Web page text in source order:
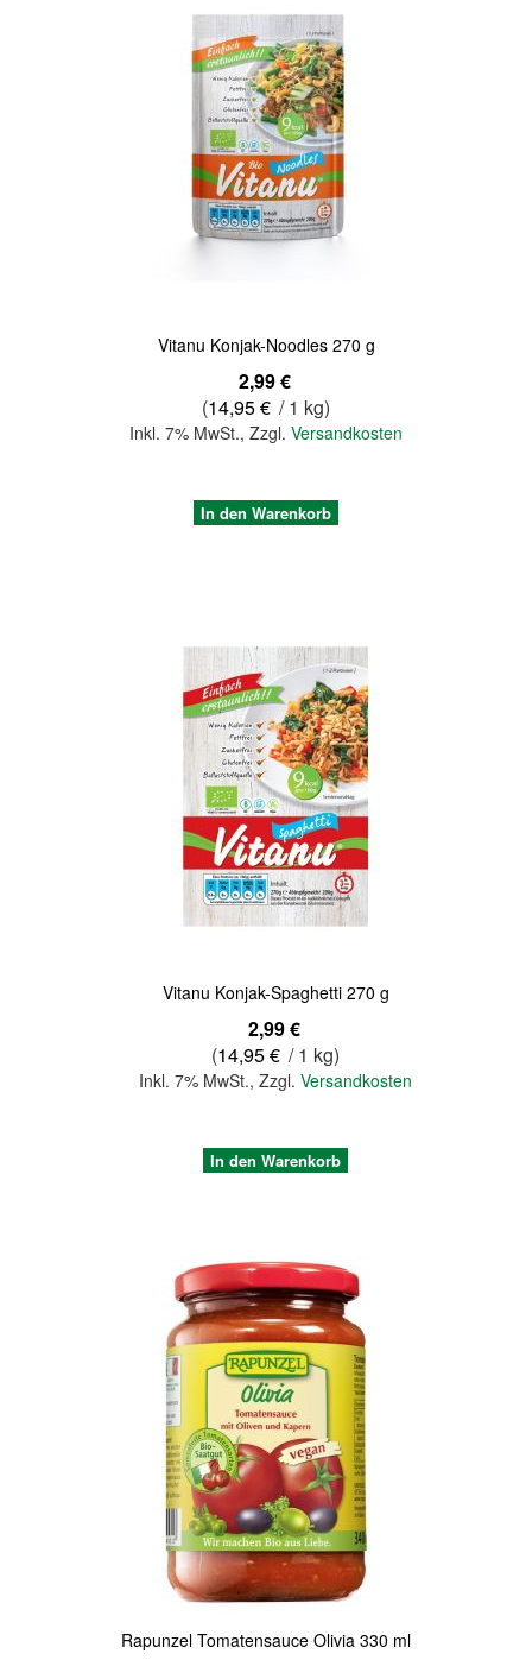
Vitanu Konjak-Noodles 270 g
2,99 €
(14,95 € / 1 kg)
Inkl. 7% MwSt., Zzgl. Versandkosten
In den Warenkorb
Vitanu Konjak-Spaghetti 270 g
2,99 €
(14,95 € / 1 kg)
Inkl. 7% MwSt.,Zzgl.Versandkosten
In den Warenkorb
Rapunzel Tomatensauce Olivia 330 ml